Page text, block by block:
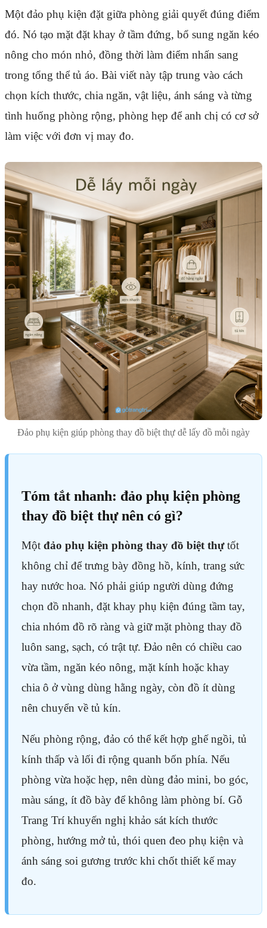
Một đảo phụ kiện đặt giữa phòng giải quyết đúng điểm
đó. Nó tạo mặt đặt khay ở tầm đứng, bổ sung ngăn kéo
nông cho món nhỏ, đồng thời làm điểm nhấn sang
trong tổng thể tủ áo. Bài viết này tập trung vào cách
chọn kích thước, chia ngăn, vật liệu, ánh sáng và từng
tình huống phòng rộng, phòng hẹp để anh chị có cơ sở
làm việc với đơn vị may đo.
Đảo phụ kiện giúp phòng thay đồ biệt thự dễ lấy đồ mỗi ngày
Tóm tắt nhanh: đảo phụ kiện phòng
thay đồ biệt thự nên có gì?
Một đảo phụ kiện phòng thay đồ biệt thựtốt
không chỉ để trưng bày đồng hồ, kính, trang sức
hay nước hoa. Nó phải giúp người dùng đứng
chọn đồ nhanh, đặt khay phụ kiện đúng tầm tay,
chia nhóm đồ rõ ràng và giữ mặt phòng thay đồ
luôn sang, sạch, có trật tự. Đảo nên có chiều cao
vừa tầm, ngăn kéo nông, mặt kính hoặc khay
chia ô ở vùng dùng hằng ngày, còn đồ ít dùng
nên chuyển về tủ kín.
Nếu phòng rộng, đảo có thể kết hợp ghế ngồi, tủ
kính thấp và lối đi rộng quanh bốn phía. Nếu
phòng vừa hoặc hẹp, nên dùng đảo mini, bo góc,
màu sáng, ít đồ bày để không làm phòng bí. Gỗ
Trang Trí khuyến nghị khảo sát kích thước
phòng, hướng mở tủ, thói quen đeo phụ kiện và
ánh sáng soi gương trước khi chốt thiết kế may
đo.